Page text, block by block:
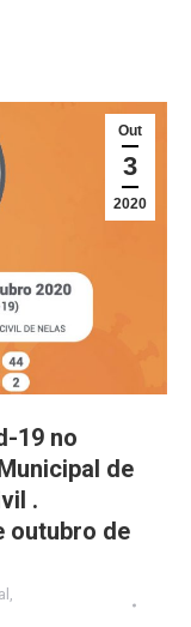
Out
3
2020
19 no
de
.
outubro de
,